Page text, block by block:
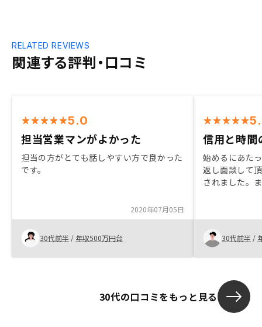
関連する評判・口コミ
RELATED REVIEWS
5.0
担当営業マンがよかった
担当の方がとても話しやすい方で良かった
です。
2020年07月05日
30代前半 / 年収500万円台
信用と時間
始めるにあた
返し面談して
されました。
がりました。
30代前半 /
30代の口コミをもっと見る